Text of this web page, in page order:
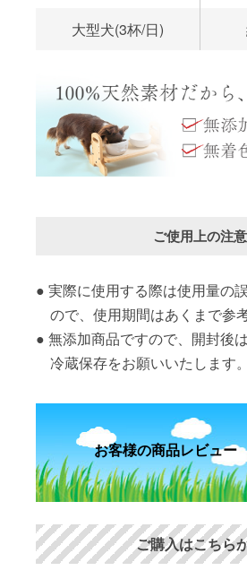
大型犬(3杯/日)
ご使用上の注意
実際に使用する際は使用量の
ので、使用期間はあくまで参
無添加商品ですので、開封後
冷蔵保存をお願いいたします。
お客様の商品レビュー
ご購入はこちら